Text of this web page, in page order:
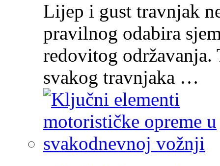
Lijep i gust travnjak
pravilnog odabira
redovitog održavanja.
svakog travnjaka …